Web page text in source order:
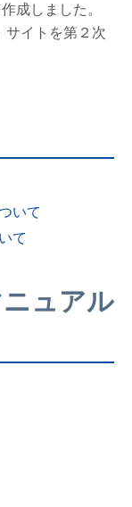
成しました。
イトを第２次
いて
て
ニュアル